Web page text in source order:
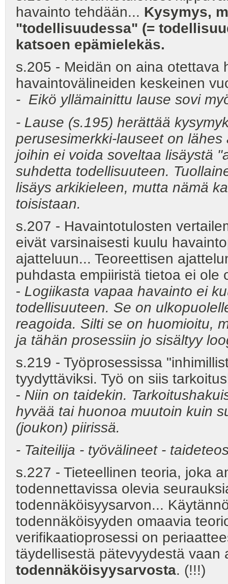
havainto tehdään... Kysymys,
"todellisuudessa" (=
katsoen epämielekäs.
s.205 - Meidän on aina otettava
havaintovälineiden keskeinen
- Eikö yllämainittu lause sovi
- Lause (s.195) herättää
perusesimerkki-lauseet on
joihin ei voida soveltaa lisäystä
suhdetta todellisuuteen.
lisäys arkikieleen, mutta nämä
toisistaan.
s.207 - Havaintotulosten
eivät varsinaisesti kuulu
ajatteluun... Teoreettisen
puhdasta empiiristä tietoa ei ole
- Logiikasta vapaa havainto ei
todellisuuteen. Se on
reagoida. Silti se on huomioitu,
ja tähän prosessiin jo sisältyy
s.219 - Työprosessissa
tyydyttäviksi. Työ on siis
- Niin on taidekin.
hyvää tai huonoa muutoin kuin
(joukon) piirissä.
- Taiteilija - työvälineet -
s.227 - Tieteellinen teoria, joka
todennettavissa olevia
todennäköisyysarvon...
todennäköisyyden omaavia
verifikaatioprosessi on
täydellisestä pätevyydestä
todennäköisyysarvosta. (!!!)